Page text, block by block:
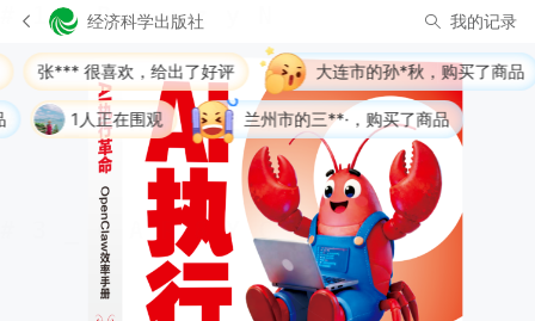
经济科学出版社 我的记录
1人正在围观
很喜欢，给出了好评
兰州市的三**·，购买了商品
大连市的孙*秋，购买了商品